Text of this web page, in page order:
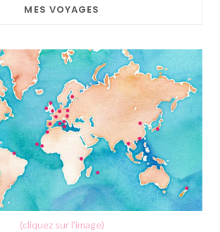
MES VOYAGES
(cliquez sur l'image)